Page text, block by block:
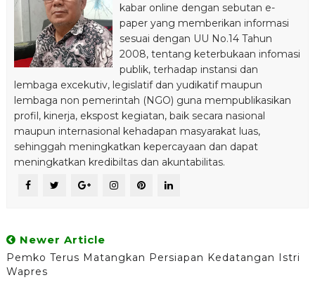
kabar online dengan sebutan e-
paper yang memberikan informasi
sesuai dengan UU No.14 Tahun
2008, tentang keterbukaan infomasi
publik, terhadap instansi dan
lembaga excekutiv, legislatif dan yudikatif maupun
lembaga non pemerintah (NGO) guna mempublikasikan
profil, kinerja, ekspost kegiatan, baik secara nasional
maupun internasional kehadapan masyarakat luas,
sehinggah meningkatkan kepercayaan dan dapat
meningkatkan kredibiltas dan akuntabilitas.
Newer Article
Pemko Terus Matangkan Persiapan Kedatangan Istri
Wapres